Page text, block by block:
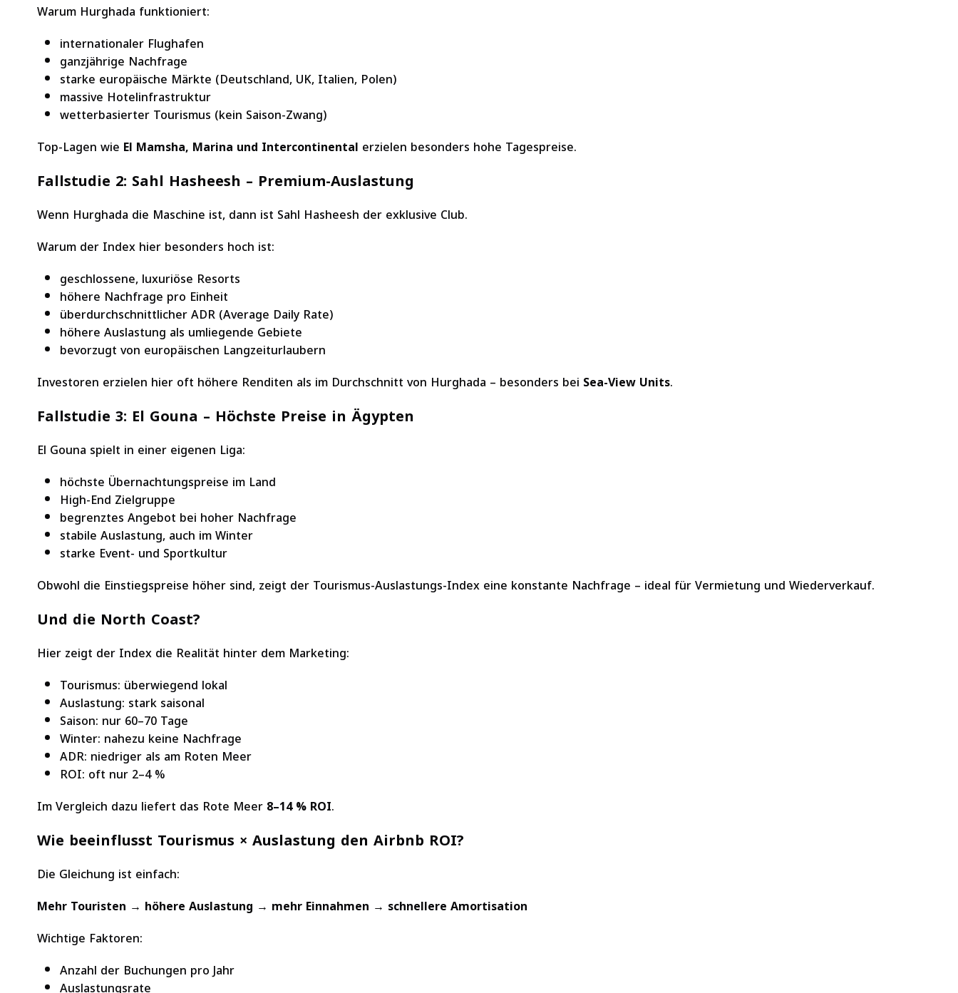
Warum Hurghada funktioniert:
internationaler Flughafen
ganzjährige Nachfrage
starke europäische Märkte (Deutschland, UK, Italien, Polen)
massive Hotelinfrastruktur
wetterbasierter Tourismus (kein Saison-Zwang)
Top-Lagen wie El Mamsha, Marina und Intercontinental erzielen besonders hohe Tagespreise.
Fallstudie 2: Sahl Hasheesh – Premium-Auslastung
Wenn Hurghada die Maschine ist, dann ist Sahl Hasheesh der exklusive Club.
Warum der Index hier besonders hoch ist:
geschlossene, luxuriöse Resorts
höhere Nachfrage pro Einheit
überdurchschnittlicher ADR (Average Daily Rate)
höhere Auslastung als umliegende Gebiete
bevorzugt von europäischen Langzeiturlaubern
Investoren erzielen hier oft höhere Renditen als im Durchschnitt von Hurghada – besonders bei Sea-View Units.
Fallstudie 3: El Gouna – Höchste Preise in Ägypten
El Gouna spielt in einer eigenen Liga:
höchste Übernachtungspreise im Land
High-End Zielgruppe
begrenztes Angebot bei hoher Nachfrage
stabile Auslastung, auch im Winter
starke Event- und Sportkultur
Obwohl die Einstiegspreise höher sind, zeigt der Tourismus-Auslastungs-Index eine konstante Nachfrage – ideal für Vermietung und Wiederverkauf.
Und die North Coast?
Hier zeigt der Index die Realität hinter dem Marketing:
Tourismus: überwiegend lokal
Auslastung: stark saisonal
Saison: nur 60–70 Tage
Winter: nahezu keine Nachfrage
ADR: niedriger als am Roten Meer
ROI: oft nur 2–4 %
Im Vergleich dazu liefert das Rote Meer8–14 % ROI.
Wie beeinflusst Tourismus × Auslastung den Airbnb ROI?
Die Gleichung ist einfach:
Mehr Touristen → höhere Auslastung → mehr Einnahmen → schnellere Amortisation
Wichtige Faktoren:
Anzahl der Buchungen pro Jahr
Auslastungsrate